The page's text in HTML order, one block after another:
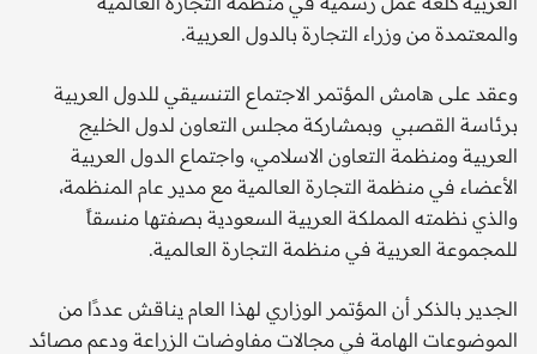
والمعتمدة من وزراء التجارة بالدول العربية.
وعقد على هامش المؤتمر الاجتماع التنسيقي للدول العربية
برئاسة القصبي وبمشاركة مجلس التعاون لدول الخليج
العربية ومنظمة التعاون الاسلامي، واجتماع الدول العربية
الأعضاء في منظمة التجارة العالمية مع مدير عام المنظمة،
والذي نظمته المملكة العربية السعودية بصفتها منسقاً
للمجموعة العربية في منظمة التجارة العالمية.
الجدير بالذكر أن المؤتمر الوزاري لهذا العام يناقش عددًا من
الموضوعات الهامة في مجالات مفاوضات الزراعة ودعم مصائد